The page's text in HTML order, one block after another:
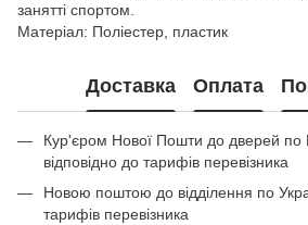
занятті спортом.
Матеріал: Поліестер, пластик
Доставка Оплата
Кур'єром Нової Пошти до дверей по
відповідно до тарифів перевізника
Новою поштою до відділення по
тарифів перевізника